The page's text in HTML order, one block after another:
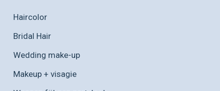
Haircolor
Bridal Hair
Wedding make-up
Makeup + visagie